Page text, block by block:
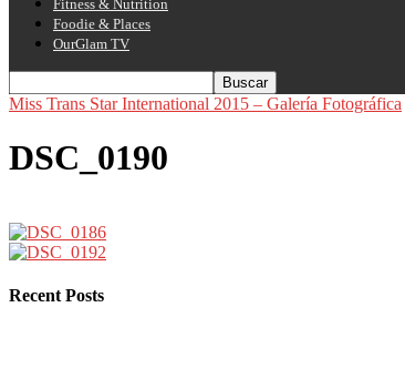
Fitness & Nutrition
Foodie & Places
OurGlam TV
Miss Trans Star International 2015 – Galería Fotográfica
DSC_0190
Recent Posts